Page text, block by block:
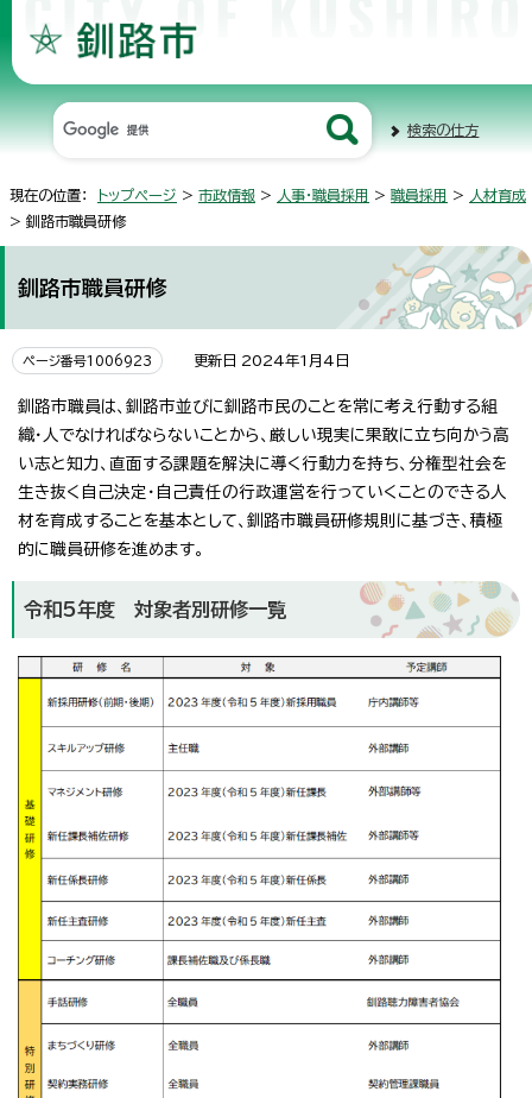
検索の仕方
現在の位置： トップページ > 市政情報 > 人事・職員採用 > 職員採用 >
人材育成
> 釧路市職員研修
釧路市職員研修
ページ番号1006923 更新日 2024年1月4日
釧路市職員は、釧路市並びに釧路市民のことを常に考え行動する組
織・人でなければならないことから、厳しい現実に果敢に立ち向かう高
い志と知力、直面する課題を解決に導く行動力を持ち、分権型社会を
生き抜く自己決定・自己責任の行政運営を行っていくことのできる人
材を育成することを基本として、釧路市職員研修規則に基づき、積極
的に職員研修を進めます。
令和5年度 対象者別研修一覧